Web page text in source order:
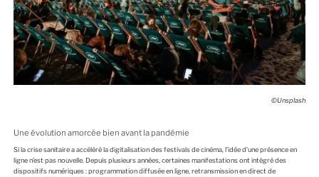
©Unsplash
Une évolution amorcée bien avant la pandémie
Si la crise sanitaire a accéléré la digitalisation des festivals de cinéma, l’idée d’une présence en
ligne n’est pas nouvelle. Depuis plusieurs années, certaines manifestations ont intégré des
dispositifs numériques : programmation diffusée en ligne, retransmission en direct de